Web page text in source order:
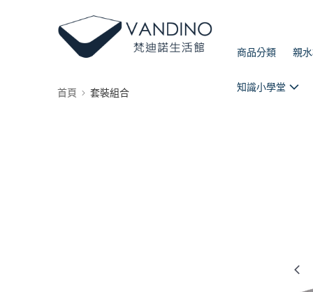
商品分類 親
知識小學堂
首頁 套裝組合